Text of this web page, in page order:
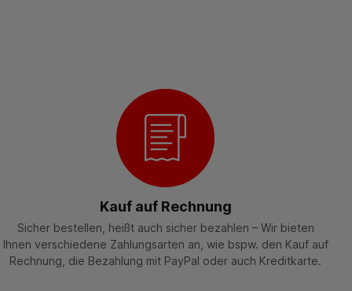
Kauf auf Rechnung
Sicher bestellen, heißt auch sicher bezahlen – Wir bieten
Ihnen verschiedene Zahlungsarten an, wie bspw. den Kauf auf
Rechnung, die Bezahlung mit PayPal oder auch Kreditkarte.